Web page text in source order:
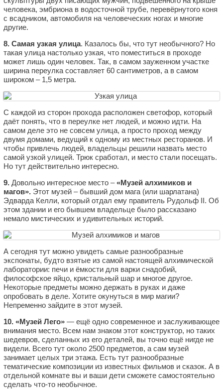
человека, эмбриона в водосточной трубе, перевёрнутого коня
с всадником, автомобиля на человеческих ногах и многие
другие.
8. Самая узкая улица. Казалось бы, что тут необычного? Но
такая улица настолько узкая, что поместиться в проходе
может лишь один человек. Так, в самом зауженном участке
ширина переулка составляет 60 сантиметров, а в самом
широком – 1,5 метра.
С каждой из сторон прохода расположен светофор, который
даёт понять, что в переулке нет людей, и можно идти. На
самом деле это не совсем улица, а просто проход между
двумя домами, ведущий к одному из местных ресторанов. И
чтобы привлечь людей, владельцы решили назвать место
самой узкой улицей. Трюк сработал, и место стали посещать.
Но тут действительно интересно.
9. Довольно интересное место –«Музей алхимиков и
магов». Этот музей – бывший дом мага (или шарлатана)
Эдварда Келли, который отдал ему правитель Рудольф II. Об
этом здании и его бывшем владельце было рассказано
немало мистических и удивительных историй.
А сегодня тут можно увидеть самые разнообразные
экспонаты, будто взятые из самой настоящей алхимической
лаборатории: печи и ёмкости для варки снадобий,
философское яйцо, кристальный шар и многое другое.
Некоторые предметы можно держать в руках и даже
опробовать в деле. Хотите окунуться в мир магии?
Непременно зайдите в этот музей.
10. «Музей Лего» — ещё одно современное и заслуживающее
внимания место. Всем нам знаком этот конструктор, но таких
шедевров, сделанных из его деталей, вы точно ещё нигде не
видели. Всего тут около 2500 предметов, а сам музей
занимает целых три этажа. Есть тут разнообразные
тематические композиции из известных фильмов и сказок. А в
отдельной комнате вы и ваши дети сможете самостоятельно
сделать что-то необычное.